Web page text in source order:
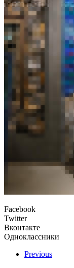
Facebook
Twitter
Вконтакте
Одноклассники
Previous